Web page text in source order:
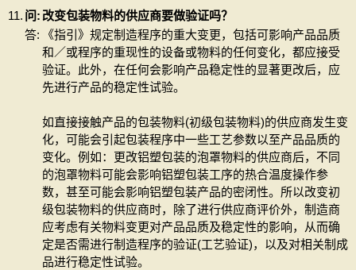
11. 问: 改变包装物料的供应商要做验证吗？
答:
《指引》规定制造程序的重大变更，包括可影响产品品质
和／或程序的重现性的设备或物料的任何变化，都应接受
验证。此外，在任何会影响产品稳定性的显著更改后，应
先进行产品的稳定性试验。
如直接接触产品的包装物料(初级包装物料)的供应商发生变
化，可能会引起包装程序中一些工艺参数以至产品品质的
变化。例如：更改铝塑包装的泡罩物料的供应商后，不同
的泡罩物料可能会影响铝塑包装工序的热合温度操作参
数，甚至可能会影响铝塑包装产品的密闭性。所以改变初
级包装物料的供应商时，除了进行供应商评价外，制造商
应考虑有关物料变更对产品品质及稳定性的影响，从而确
定是否需进行制造程序的验证(工艺验证)，以及对相关制成
品进行稳定性试验。